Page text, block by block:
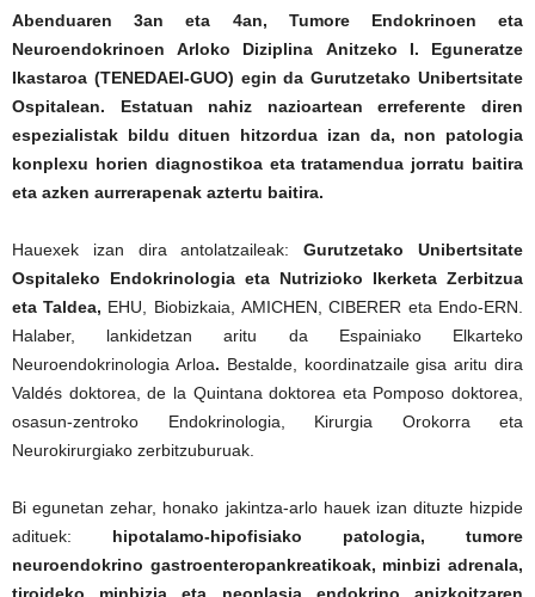
Abenduaren 3an eta 4an, Tumore Endokrinoen eta
Neuroendokrinoen Arloko Diziplina Anitzeko I. Eguneratze
Ikastaroa (TENEDAEI-GUO) egin da Gurutzetako Unibertsitate
Ospitalean. Estatuan nahiz nazioartean erreferente diren
espezialistak bildu dituen hitzordua izan da, non patologia
konplexu horien diagnostikoa eta tratamendua jorratu baitira
eta azken aurrerapenak aztertu baitira.
Hauexek izan dira antolatzaileak: Gurutzetako Unibertsitate
Ospitaleko Endokrinologia eta Nutrizioko Ikerketa Zerbitzua
eta Taldea, EHU, Biobizkaia, AMICHEN, CIBERER eta Endo-ERN.
Halaber, lankidetzan aritu da Espainiako Elkarteko
Neuroendokrinologia Arloa. Bestalde, koordinatzaile gisa aritu dira
Valdés doktorea, de la Quintana doktorea eta Pomposo doktorea,
osasun-zentroko Endokrinologia, Kirurgia Orokorra eta
Neurokirurgiako zerbitzuburuak.
Bi egunetan zehar, honako jakintza-arlo hauek izan dituzte hizpide
adituek: hipotalamo-hipofisiako patologia, tumore
neuroendokrino gastroenteropankreatikoak, minbizi adrenala,
tiroideko minbizia eta neoplasia endokrino anizkoitzaren